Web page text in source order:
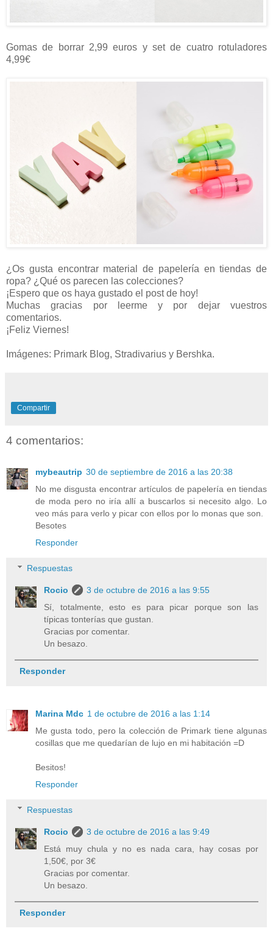
Gomas de borrar 2,99 euros y set de cuatro rotuladores
4,99€
¿Os gusta encontrar material de papelería en tiendas de
ropa? ¿Qué os parecen las colecciones?
¡Espero que os haya gustado el post de hoy!
Muchas gracias por leerme y por dejar vuestros
comentarios.
¡Feliz Viernes!
Imágenes: Primark Blog, Stradivarius y Bershka.
Compartir
4 comentarios:
mybeautrip 30 de septiembre de 2016 a las 20:38
No me disgusta encontrar artículos de papelería en tiendas
de moda pero no iría allí a buscarlos si necesito algo. Lo
veo más para verlo y picar con ellos por lo monas que son.
Besotes
Responder
Respuestas
Rocio
3 de octubre de 2016 a las 9:55
Sí, totalmente, esto es para picar porque son las
típicas tonterías que gustan.
Gracias por comentar.
Un besazo.
Responder
Marina Mdc 1 de octubre de 2016 a las 1:14
Me gusta todo, pero la colección de Primark tiene algunas
cosillas que me quedarían de lujo en mi habitación =D
Besitos!
Responder
Respuestas
Rocio
3 de octubre de 2016 a las 9:49
Está muy chula y no es nada cara, hay cosas por
1,50€, por 3€
Gracias por comentar.
Un besazo.
Responder